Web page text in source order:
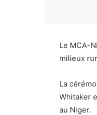
Le MCA-
milieux
La
Whitaker
au Niger.